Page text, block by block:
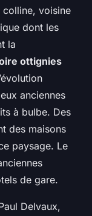
colline, voisine
dont les
la
ottignies
anciennes
à bulbe. Des
des maisons
paysage. Le
de gare.
Delvaux,